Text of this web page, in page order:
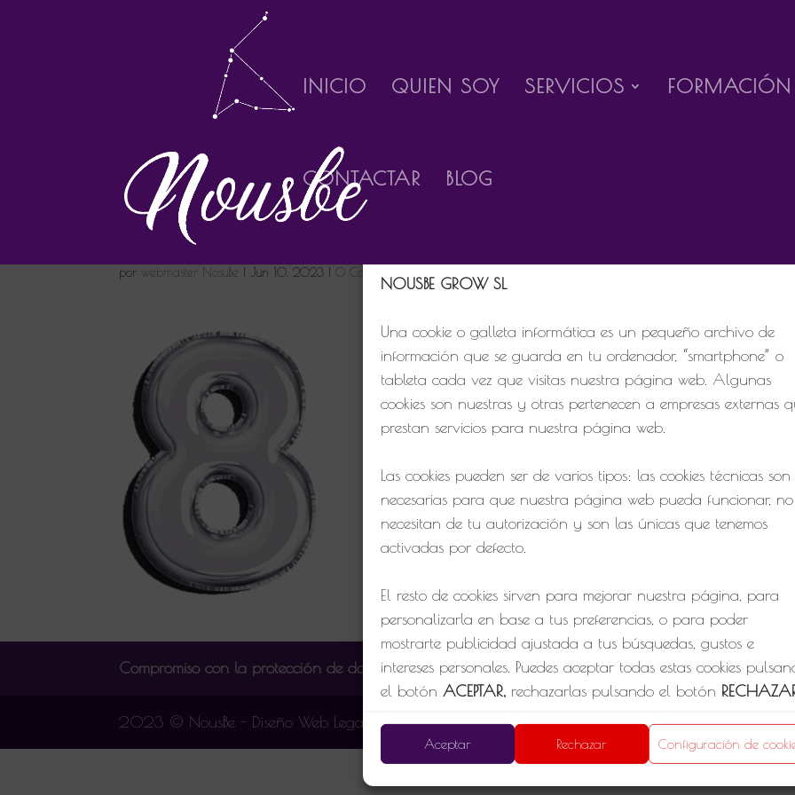
NOUSBE GROW SL
Una cookie o galleta informática es un pequeño archivo de
información que se guarda en tu ordenador, “smartphone” o
tableta cada vez que visitas nuestra página web. Algunas
cookies son nuestras y otras pertenecen a empresas externas
prestan servicios para nuestra página web.
Las cookies pueden ser de varios tipos: las cookies técnicas son
necesarias para que nuestra página web pueda funcionar, no
necesitan de tu autorización y son las únicas que tenemos
activadas por defecto.
El resto de cookies sirven para mejorar nuestra página, para
personalizarla en base a tus preferencias, o para poder
mostrarte publicidad ajustada a tus búsquedas, gustos e
intereses personales. Puedes aceptar todas estas cookies
el botón ACEPTAR, rechazarlas pulsando el botón
COOKIES.
Si quieres más información, consulta laPOLÍTICA DE
Aceptar Rechazar Configuración de
INICIO QUIEN SOY SERVICIOS FORMACIÓN
CONTACTAR BLOG
por webmaster NosuBe Jun 10, 2023 0 Comentarios
Compromiso con la protección de datos personales Política de Privacidad Política de cookies
2023 © NousBe - Diseño Web Leganes21